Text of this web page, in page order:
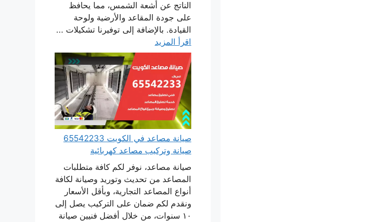
الناتج عن أشعة الشمس، مما يحافظ
على جودة المقاعد والأرضية ولوحة
القيادة. بالإضافة إلى توفيرنا تشكيلات ...
اقرأ المزيد
صيانة مصاعد في الكويت 65542233
صيانة وتركيب مصاعد كهربائية
صيانة مصاعد، نوفر لكم كافة متطلبات
المصاعد من تحديث وتوريد وصيانة لكافة
أنواع المصاعد التجارية، وبأقل الأسعار
ونقدم لكم ضمان على التركيب يصل إلى
١٠ سنوات، من خلال أفضل فنيين صيانة